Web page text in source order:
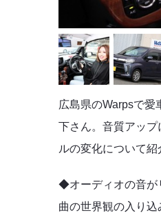
広島県のWarpsで
下さん。音質アッ
ルの変化について紹
◆オーディオの音が
曲の世界観の入り込